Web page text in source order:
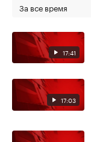
За все время
17:41
17:03